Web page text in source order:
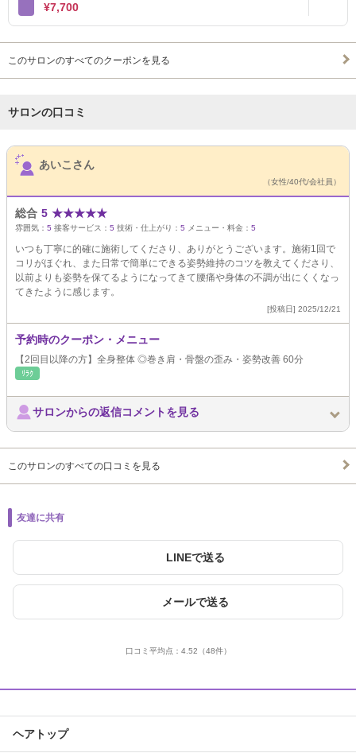
¥7,700
このサロンのすべてのクーポンを見る
サロンの口コミ
サロンPick Up
あいこさん
（女性/40代/会社員）
総合 5 ★★★★★
雰囲気： 5 接客サービス： 5 技術・仕上がり： 5 メニュー・料金： 5
いつも丁寧に的確に施術してくださり、ありがとうございます。施術1回で
コリがほぐれ、また日常で簡単にできる姿勢維持のコツを教えてくださり、
以前よりも姿勢を保てるようになってきて腰痛や身体の不調が出にくくなっ
てきたように感じます。
[投稿日] 2025/12/21
予約時のクーポン・メニュー
【2回目以降の方】全身整体 ◎巻き肩・骨盤の歪み・姿勢改善 60分
ﾘﾗｸ
サロンからの返信コメントを見る
このサロンのすべての口コミを見る
友達に共有
LINEで送る
メールで送る
口コミ平均点： 4.52 （48件）
ヘアトップ